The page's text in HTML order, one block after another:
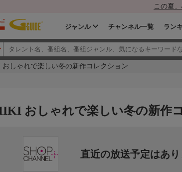
この夏
ジャンル チャンネル一覧 ラン
しゃれで楽しい冬の新作コレクション
おしゃれで楽しい冬の新作
直近の放送予定はあ